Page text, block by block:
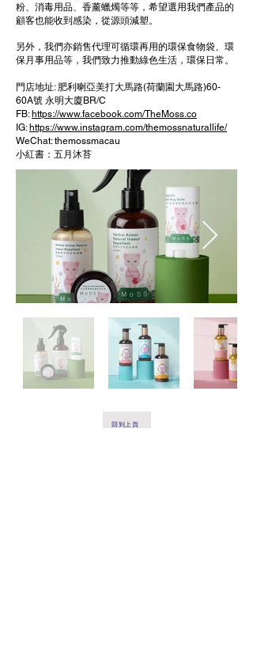
粉、消毒用品、香薰蠟燭等等，希望選用我們產品的
顧客也能收到感染，從源頭減塑。
另外，我們亦銷售代理可循環再用的環保食物袋、環
保月事用品等，我們致力推動綠色生活，環保日常。
門店地址: 肥利喇亞美打大馬路(荷蘭園大馬路)60-
60A號 永明大廈BR/C
FB: https://www.facebook.com/TheMoss.co
IG: https://www.instagram.com/themossnaturallife/
WeChat: themossmacau
小紅書：五月沐苔
回到上頁